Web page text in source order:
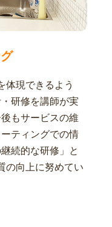
体現できるよう
研修を講師が実
もサービスの維
ティングでの情
続的な研修」と
の向上に努めてい